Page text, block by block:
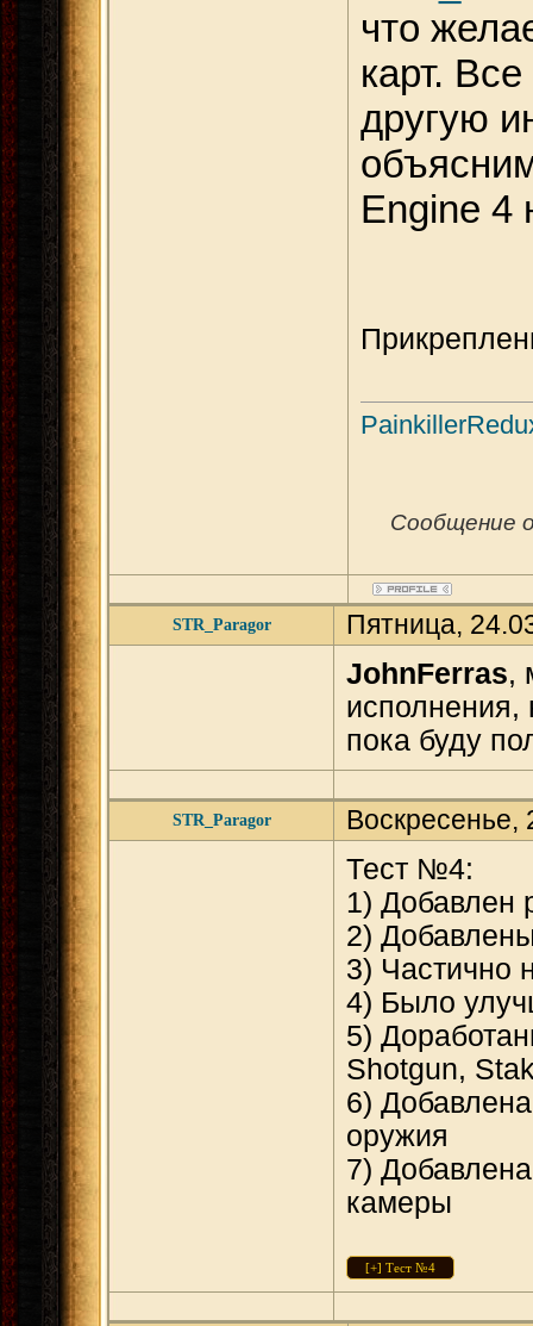
что
карт.
другую
Engine 4
Сообщение
STR_Paragor Пятница,
JohnFerras,
исполнения,
пока буду
STR_Paragor
Тест №4:
1) Добавлен
2)
3) Частично
4) Было
5)
Shotgun,
6)
оружия
7)
камеры